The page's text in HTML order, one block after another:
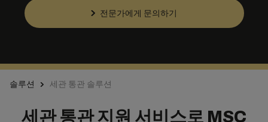
전문가에게 문의하기
솔루션 세관 통관 솔루션
세관 통관 지원 서비스로 MSC